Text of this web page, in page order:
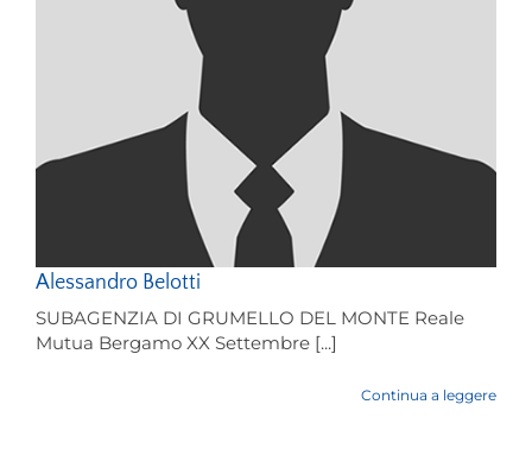
Alessandro Belotti
SUBAGENZIA DI GRUMELLO DEL MONTE Reale
Mutua Bergamo XX Settembre [...]
Continua a leggere